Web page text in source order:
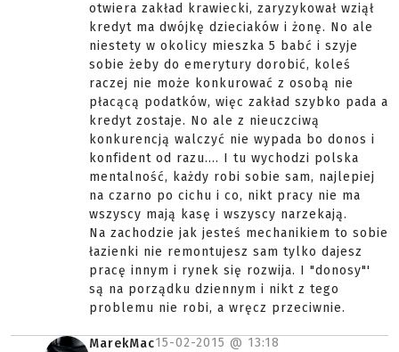
otwiera zakład krawiecki, zaryzykował wziął
kredyt ma dwójkę dzieciaków i żonę. No ale
niestety w okolicy mieszka 5 babć i szyje
sobie żeby do emerytury dorobić, koleś
raczej nie może konkurować z osobą nie
płacącą podatków, więc zakład szybko pada a
kredyt zostaje. No ale z nieuczciwą
konkurencją walczyć nie wypada bo donos i
konfident od razu.... I tu wychodzi polska
mentalność, każdy robi sobie sam, najlepiej
na czarno po cichu i co, nikt pracy nie ma
wszyscy mają kasę i wszyscy narzekają.
Na zachodzie jak jesteś mechanikiem to sobie
łazienki nie remontujesz sam tylko dajesz
pracę innym i rynek się rozwija. I "donosy"'
są na porządku dziennym i nikt z tego
problemu nie robi, a wręcz przeciwnie.
MarekMac15-02-2015 @ 13:18